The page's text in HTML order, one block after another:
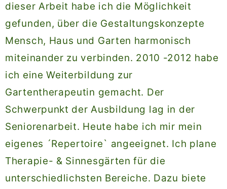
dieser Arbeit habe ich die Möglichkeit
gefunden, über die Gestaltungskonzepte
Mensch, Haus und Garten harmonisch
miteinander zu verbinden. 2010 -2012 habe
ich eine Weiterbildung zur
Gartentherapeutin gemacht. Der
Schwerpunkt der Ausbildung lag in der
Seniorenarbeit. Heute habe ich mir mein
eigenes ´Repertoire` angeeignet. Ich plane
Therapie- & Sinnesgärten für die
unterschiedlichsten Bereiche. Dazu biete